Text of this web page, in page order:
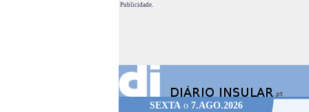
Publicidade.
SEXTAo 7.AGO.2026